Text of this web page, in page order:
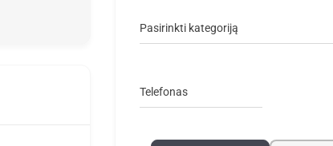
Pasirinkti kategoriją
Telefonas